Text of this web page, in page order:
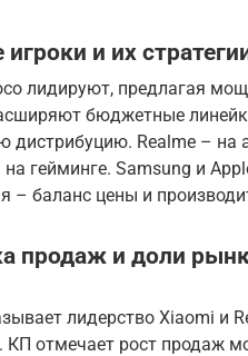
и их
лидируют, предлагая
бюджетные
дистрибуцию. Realme – на
на гейминге. Samsung и
– баланс цены и
продаж и доли
лидерство Xiaomi и
КП отмечает рост продаж